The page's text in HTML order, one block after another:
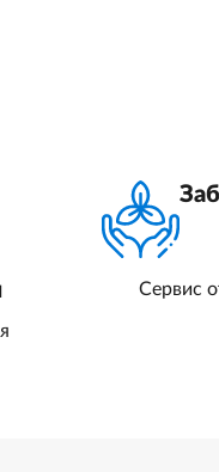
Сервис